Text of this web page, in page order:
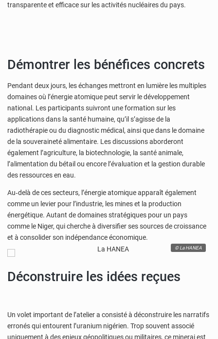
transparente et efficace sur les activités nucléaires du pays.
Démontrer les bénéfices concrets
Pendant deux jours, les échanges mettront en lumière les multiples
domaines où l’énergie atomique peut servir le développement
national. Les participants suivront une formation sur les
applications dans la santé humaine, qu’il s’agisse de la
radiothérapie ou du diagnostic médical, ainsi que dans le domaine
de la souveraineté alimentaire. Les discussions aborderont
également l’agriculture, la biotechnologie, la santé animale,
l’alimentation du bétail ou encore l’évaluation et la gestion durable
des ressources en eau.
Au‑delà de ces secteurs, l’énergie atomique apparaît également
comme un levier pour l’industrie, les mines et la production
énergétique. Autant de domaines stratégiques pour un pays
comme le Niger, qui cherche à diversifier ses sources de croissance
et à consolider son indépendance économique.
© La HANEA
Déconstruire les idées reçues
Un volet important de l’atelier a consisté à déconstruire les narratifs
erronés qui entourent l’uranium nigérien. Trop souvent associé
uniquement à des enjeux géopolitiques ou militaires, ce minerai est